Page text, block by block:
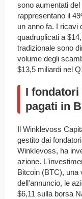
sono aumentati
rappresentano il
un anno fa. I ricavi
quadruplicati a
tradizionale sono
volume degli
$13,5 miliardi nel
I
pagati in
Il Winklevoss
gestito dai
Winklevoss, ha
azione.
Bitcoin (BTC), una
dell'annuncio, le
$6,11 sulla borsa